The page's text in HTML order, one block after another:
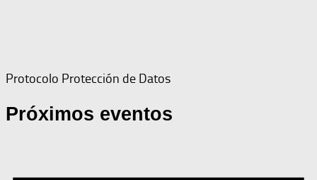
Protocolo Protección de Datos
Próximos eventos